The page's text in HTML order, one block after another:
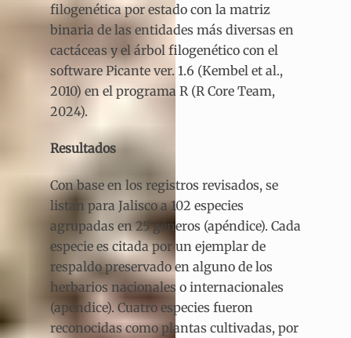
filogenética por estado con la matriz
binaria de las entidades más diversas en
cactáceas y el árbol filogenético con el
software Picante ver. 1.6 (Kembel et al.,
2010) en el programa R (R Core Team,
2024).
Resultados
Con base en los registros revisados, se
listan para Jalisco a 102 especies
agrupadas en 25 géneros (apéndice). Cada
especie es citada por un ejemplar de
respaldo preservado en alguno de los
herbarios nacionales o internacionales
(apéndice). Cuatro especies fueron
reconocidas como plantas cultivadas, por